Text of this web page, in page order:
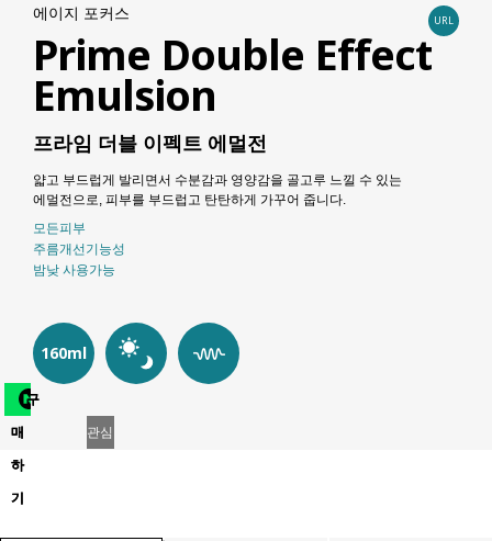
에이지 포커스
Prime Double Effect
Emulsion
프라임 더블 이펙트 에멀전
얇고 부드럽게 발리면서 수분감과 영양감을 골고루 느낄 수 있는
에멀전으로, 피부를 부드럽고 탄탄하게 가꾸어 줍니다.
모든피부
주름개선기능성
밤낮 사용가능
160ml
URL
구
매
하
기
관심